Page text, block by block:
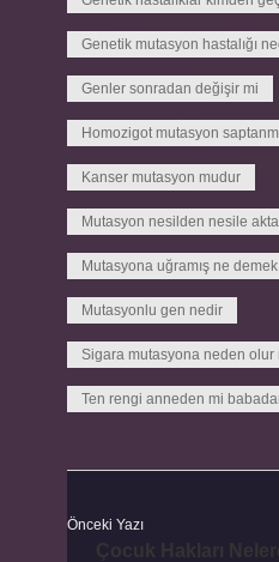
Genetik mutasyon hastalığı
Genler sonradan değişir mi
Homozigot mutasyon
Kanser mutasyon mudur
Mutasyon nesilden nesile
Mutasyona uğramış ne demek
Mutasyonlu gen nedir
Sigara mutasyona neden olur
Ten rengi anneden mi
Önceki Yazı